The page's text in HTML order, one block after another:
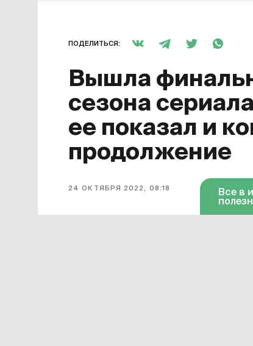
ПОДЕЛИТЬСЯ:
Вышла
сезона
ее показал и
продолжение
24 ОКТЯБРЯ 2022, 08:18 Все в